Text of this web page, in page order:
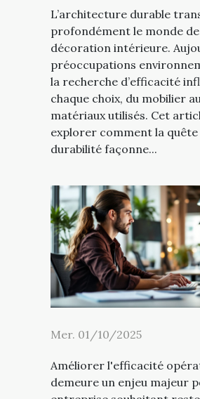
L’architecture durable
profondément le monde
décoration intérieure.
préoccupations
la recherche d’efficacité
chaque choix, du mobilier
matériaux utilisés. Cet
explorer comment la quête
durabilité façonne...
Mer. 01/10/2025
Améliorer l'efficacité
demeure un enjeu majeur